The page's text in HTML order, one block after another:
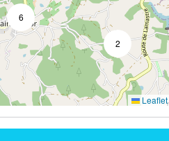
2
6
Leaflet